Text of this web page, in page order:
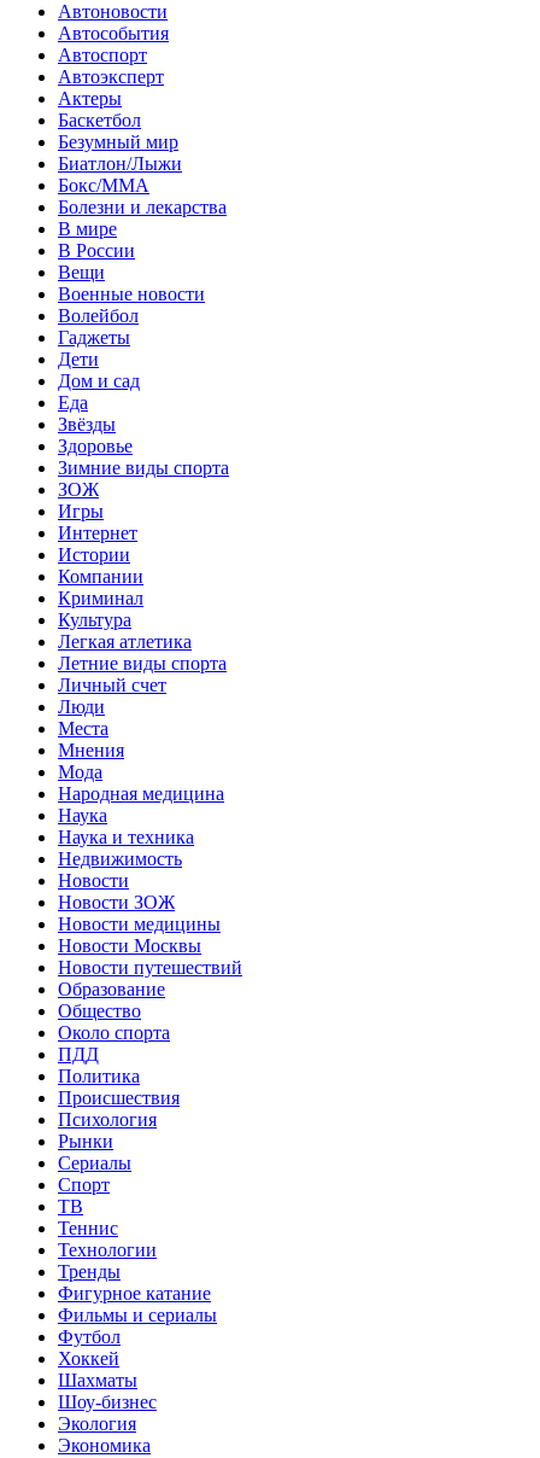
Автоновости
Автособытия
Автоспорт
Автоэксперт
Актеры
Баскетбол
Безумный мир
Биатлон/Лыжи
Бокс/MMA
Болезни и лекарства
В мире
В России
Вещи
Военные новости
Волейбол
Гаджеты
Дети
Дом и сад
Еда
Звёзды
Здоровье
Зимние виды спорта
ЗОЖ
Игры
Интернет
Истории
Компании
Криминал
Культура
Легкая атлетика
Летние виды спорта
Личный счет
Люди
Места
Мнения
Мода
Народная медицина
Наука
Наука и техника
Недвижимость
Новости
Новости ЗОЖ
Новости медицины
Новости Москвы
Новости путешествий
Образование
Общество
Около спорта
ПДД
Политика
Происшествия
Психология
Рынки
Сериалы
Спорт
ТВ
Теннис
Технологии
Тренды
Фигурное катание
Фильмы и сериалы
Футбол
Хоккей
Шахматы
Шоу-бизнес
Экология
Экономика